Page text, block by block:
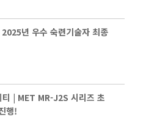
년 우수 숙련기술자 최종
| MET MR-J2S 시리즈 초
행!